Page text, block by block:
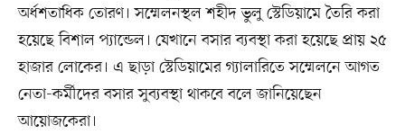
অর্ধশতাধিক তোরণ। সম্মেলনস্থল শহীদ ভুলু স্টেডিয়ামে তৈরি করা
হয়েছে বিশাল প্যান্ডেল। যেখানে বসার ব্যবস্থা করা হয়েছে প্রায় ২৫
হাজার লোকের। এ ছাড়া স্টেডিয়ামের গ্যালারিতে সম্মেলনে আগত
নেতা-কর্মীদের বসার সুব্যবস্থা থাকবে বলে জানিয়েছেন
আয়োজকেরা।